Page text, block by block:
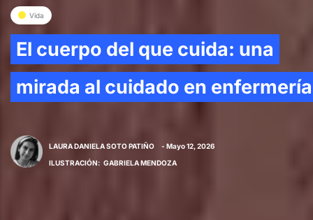
Vida
El cuerpo del que cuida: una
mirada al cuidado en enfermería
LAURA DANIELA SOTO PATIÑO
- Mayo 12, 2026
ILUSTRACIÓN: GABRIELA MENDOZA